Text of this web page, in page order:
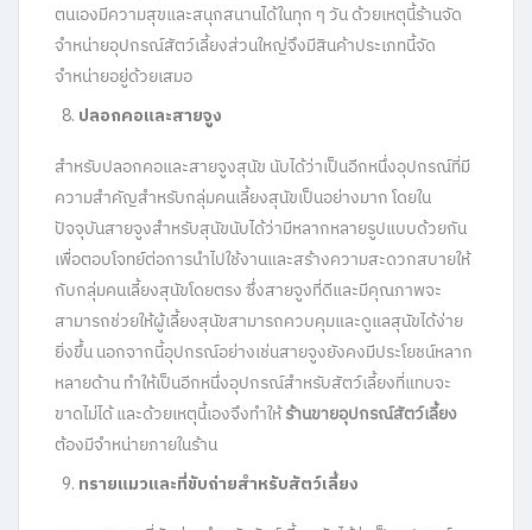
ตนเองมีความสุขและสนุกสนานได้ในทุก ๆ วัน ด้วยเหตุนี้ร้านจัด
จำหน่ายอุปกรณ์สัตว์เลี้ยงส่วนใหญ่จึงมีสินค้าประเภทนี้จัด
จำหน่ายอยู่ด้วยเสมอ
ปลอกคอและสายจูง
สำหรับปลอกคอและสายจูงสุนัข นับได้ว่าเป็นอีกหนึ่งอุปกรณ์ที่มี
ความสำคัญสำหรับกลุ่มคนเลี้ยงสุนัขเป็นอย่างมาก โดยใน
ปัจจุบันสายจูงสำหรับสุนัขนับได้ว่ามีหลากหลายรูปแบบด้วยกัน
เพื่อตอบโจทย์ต่อการนำไปใช้งานและสร้างความสะดวกสบายให้
กับกลุ่มคนเลี้ยงสุนัขโดยตรง ซึ่งสายจูงที่ดีและมีคุณภาพจะ
สามารถช่วยให้ผู้เลี้ยงสุนัขสามารถควบคุมและดูแลสุนัขได้ง่าย
ยิ่งขึ้น นอกจากนี้อุปกรณ์อย่างเช่นสายจูงยังคงมีประโยชน์หลาก
หลายด้าน ทำให้เป็นอีกหนึ่งอุปกรณ์สำหรับสัตว์เลี้ยงที่แทบจะ
ขาดไม่ได้ และด้วยเหตุนี้เองจึงทำให้ร้านขายอุปกรณ์สัตว์เลี้ยง
ต้องมีจำหน่ายภายในร้าน
ทรายแมวและที่ขับถ่ายสำหรับสัตว์เลี้ยง